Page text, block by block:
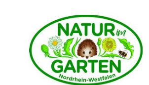
content